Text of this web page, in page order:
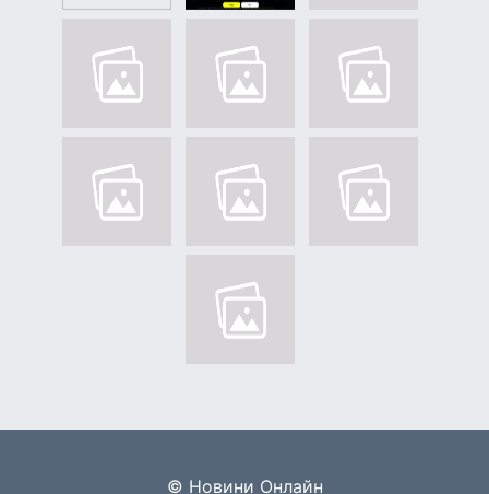
© Новини Онлайн